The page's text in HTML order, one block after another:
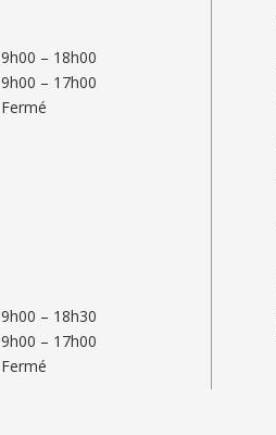
9h00 – 18h00
9h00 – 17h00
Fermé
9h00 – 18h30
9h00 – 17h00
Fermé